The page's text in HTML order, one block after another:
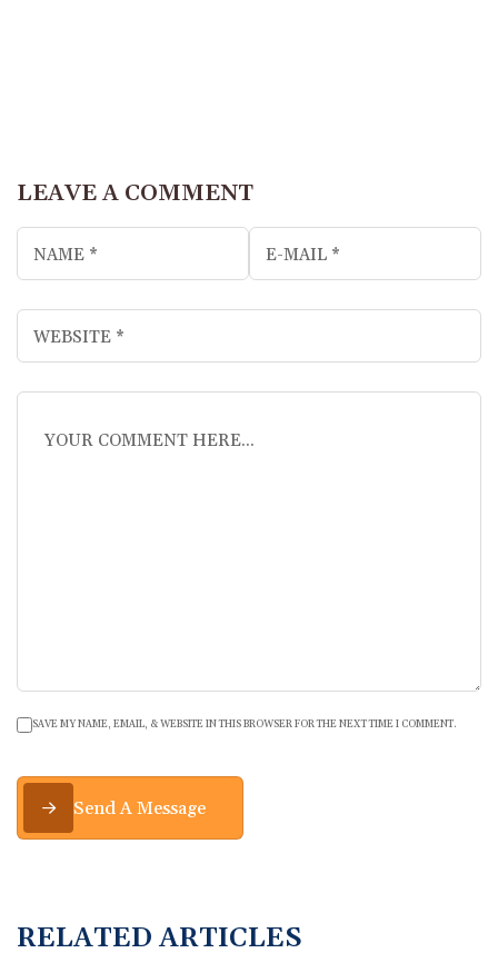
LEAVE A COMMENT
SAVE MY NAME, EMAIL, & WEBSITE IN THIS BROWSER FOR THE NEXT TIME I COMMENT.
Send A Message
RELATED ARTICLES